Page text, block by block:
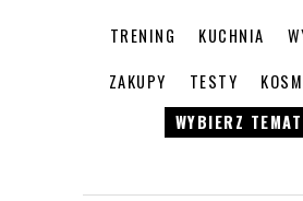
TRENING KUCHNIA
ZAKUPY
TESTY
WYBIERZ TEMAT